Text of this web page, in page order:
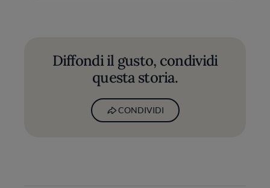
Diffondi il gusto, condividi
questa storia.
CONDIVIDI